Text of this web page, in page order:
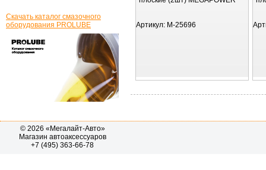
Артикул: M-25696
Скачать каталог смазочного
оборудования PROLUBE
© 2026 «Мегалайт-Авто»
Магазин автоаксессуаров
+7 (495) 363-66-78